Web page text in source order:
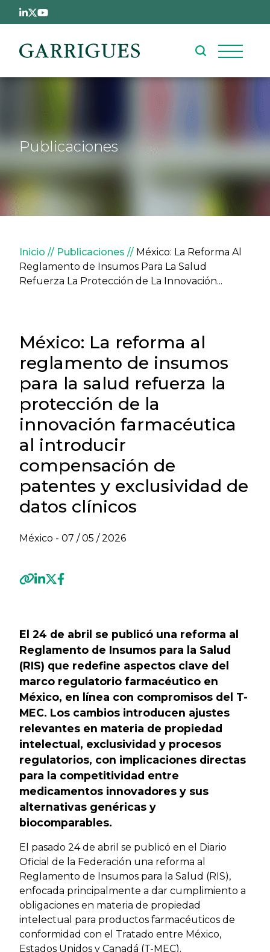
Pasar al contenido principal
Publicaciones
Sobrescribir enlaces de
Inicio Publicaciones
México: La Reforma Al
Reglamento de Insumos Para La Salud
Refuerza La Protección de La Innovación...
México: La reforma al
reglamento de insumos
para la salud refuerza la
protección de la
innovación farmacéutica
al introducir
compensación de
patentes y exclusividad de
datos clínicos
México - 07 / 05 / 2026
El 24 de abril se publicó una reforma al
Reglamento de Insumos para la Salud
(RIS) que redefine aspectos clave del
marco regulatorio farmacéutico en
México, en línea con compromisos del T-
MEC. Los cambios introducen ajustes
relevantes en materia de propiedad
intelectual, exclusividad y procesos
regulatorios, con implicaciones directas
para la competitividad entre
medicamentos innovadores y sus
alternativas genéricas y
biocomparables.
El pasado 24 de abril se publicó en el Diario
Oficial de la Federación una reforma al
Reglamento de Insumos para la Salud (RIS),
enfocada principalmente a dar cumplimiento a
obligaciones en materia de propiedad
intelectual para productos farmacéuticos de
conformidad con el Tratado entre México,
Estados Unidos y Canadá (T-MEC).